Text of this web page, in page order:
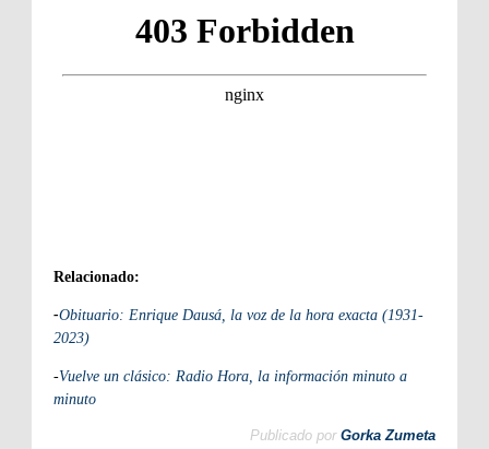
Relacionado:
-Obituario: Enrique Dausá, la voz de la hora exacta (1931-
2023)
-Vuelve un clásico: Radio Hora, la información minuto a
minuto
Publicado por Gorka Zumeta